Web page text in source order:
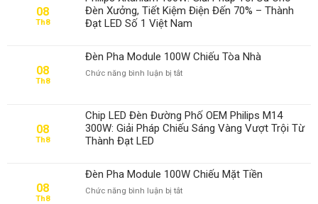
100W
Chiếu
Cổng
08
Th8
Đèn Xưởng, Tiết Kiệm Điện Đến 70% – Thành
Đạt LED Số 1 Việt Nam
08
Th8
Đèn Pha Module 100W Chiếu Tòa Nhà
Chức năng bình luận bị tắtở
Module
100W
Chiếu
08
Th8
Chip LED Đèn Đường Phố OEM Philips M14
300W: Giải Pháp Chiếu Sáng Vàng Vượt Trội Từ
Thành Đạt LED
08
Th8
Đèn Pha Module 100W Chiếu Mặt Tiền
Chức năng bình luận bị tắtở